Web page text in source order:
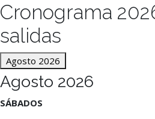
Cronograma
salidas
Agosto 2026
Agosto 2026
SÁBADOS